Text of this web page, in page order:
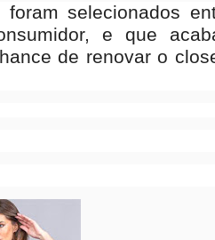
foram selecionados
e que
de renovar o